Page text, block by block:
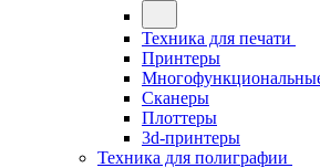
Техника для печати
Принтеры
Сканеры
Плоттеры
3d-принтеры
Техника для полиграфии